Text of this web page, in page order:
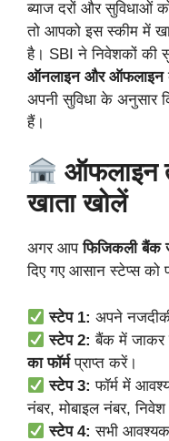
ब्याज दरों और सुविधाओं
तो आपको इस स्कीम में
है। SBI ने निवेशकों की
ऑनलाइन और ऑफलाइन
अपनी सुविधा के अनुसार
हैं।
ऑफलाइन
खाता खोलें
अगर आपफिजिकली बैंक
दिए गए आसान स्टेप्स को
स्टेप 1: अपने
स्टेप 2: बैंक में जाकर
का फॉर्मप्राप्त करें।
स्टेप 3: फॉर्म में
नंबर, मोबाइल नंबर,
स्टेप 4: सभी आवश्यक